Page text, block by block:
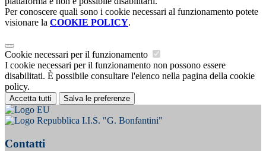
Per conoscere quali sono i cookie necessari al funzionamento potete
visionare la COOKIE POLICY.
Cookie necessari per il funzionamento
I cookie necessari per il funzionamento non possono essere
disabilitati. È possibile consultare l'elenco nella pagina della cookie
policy.
Accetta tutti Salva le preferenze
I.I.S. "G. Bonfantini"
Contatti